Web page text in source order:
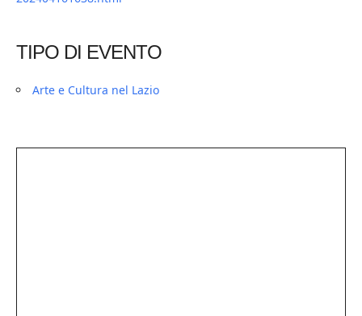
TIPO DI EVENTO
Arte e Cultura nel Lazio